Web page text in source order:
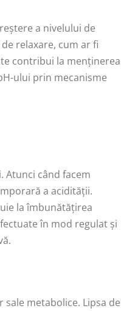
a nivelului de
relaxare, cum ar fi
contribui la menținerea
ului prin mecanisme
Atunci când facem
a acidității.
la îmbunătățirea
în mod regulat și
metabolice. Lipsa de